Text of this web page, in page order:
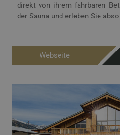
direkt von ihrem fahrbaren
der Sauna und erleben Sie
Webseite